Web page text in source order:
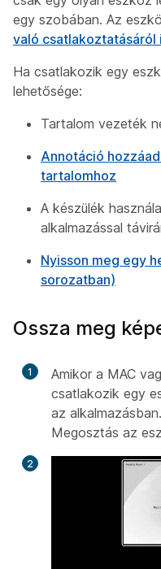
egy szobában. Az
való
Ha csatlakozik egy
lehetősége:
Tartalom vezeték
Annotáció
tartalomhoz
A készülék
alkalmazással
Nyisson meg egy
sorozatban)
Ossza meg
1
Amikor a MAC
csatlakozik egy
az
Megosztás az
2